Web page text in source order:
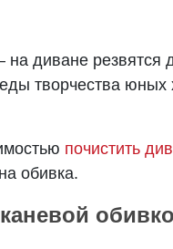
диване
творчества
почистить
обивка.